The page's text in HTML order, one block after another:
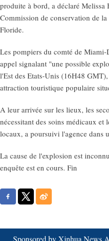
produite à bord, a déclaré
Commission de conservation de
Floride.
Les pompiers du comté de
appel signalant "une possible
l'Est des Etats-Unis (16H48
attraction touristique populaire
A leur arrivée sur les lieux, les
nécessitant des soins médicaux et
locaux, a poursuivi l'agence dans
La cause de l'explosion est
enquête est en cours. Fin
Sponsored by Xinhua News